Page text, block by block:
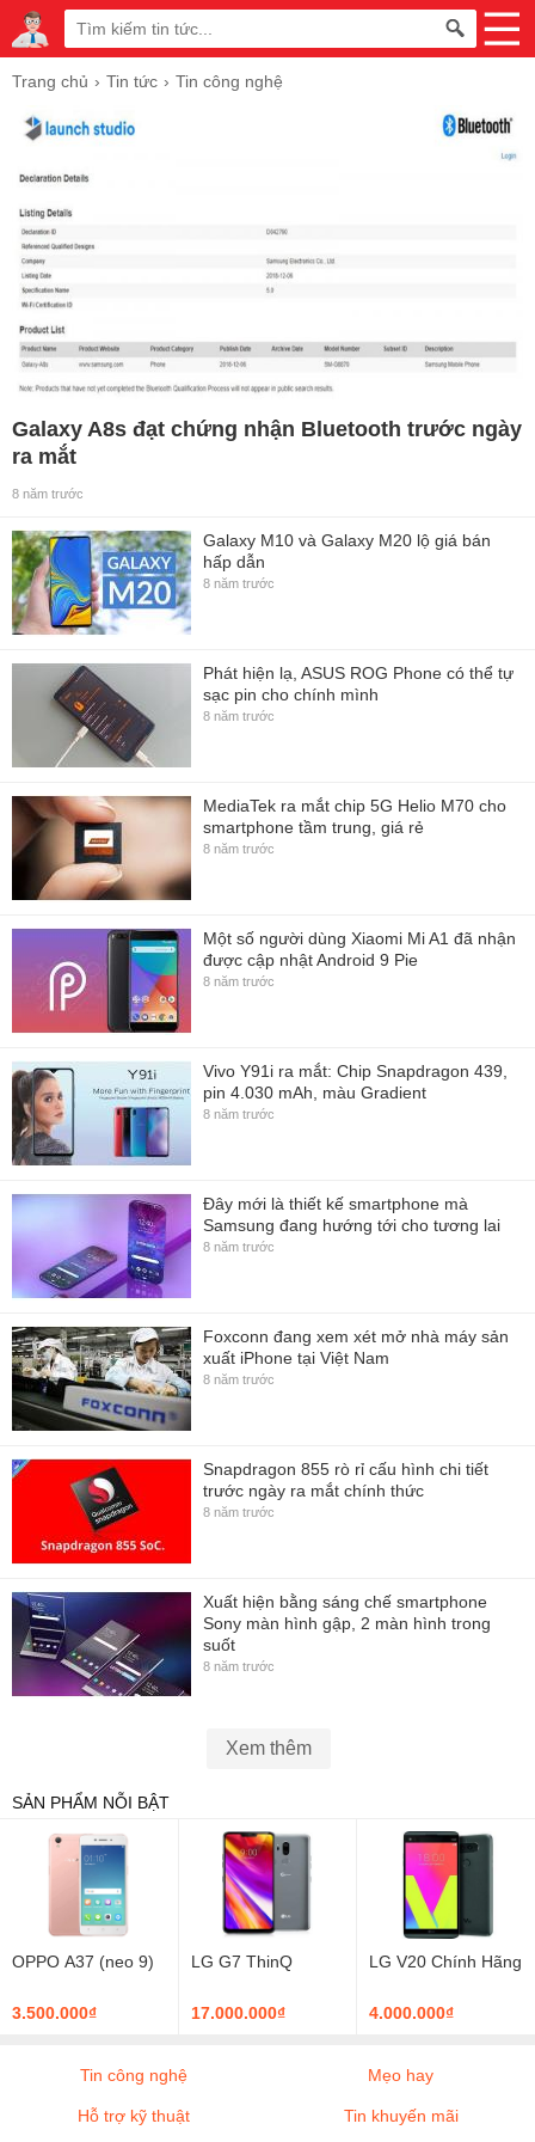
Trang chủ Tin tức Tin công nghệ
Galaxy A8s đạt chứng nhận Bluetooth trước ngày
ra mắt
8 năm trước
Galaxy M10 và Galaxy M20 lộ giá bán
hấp dẫn
8 năm trước
Phát hiện lạ, ASUS ROG Phone có thể tự
sạc pin cho chính mình
8 năm trước
MediaTek ra mắt chip 5G Helio M70 cho
smartphone tầm trung, giá rẻ
8 năm trước
Một số người dùng Xiaomi Mi A1 đã nhận
được cập nhật Android 9 Pie
8 năm trước
Vivo Y91i ra mắt: Chip Snapdragon 439,
pin 4.030 mAh, màu Gradient
8 năm trước
Đây mới là thiết kế smartphone mà
Samsung đang hướng tới cho tương lai
8 năm trước
Foxconn đang xem xét mở nhà máy sản
xuất iPhone tại Việt Nam
8 năm trước
Snapdragon 855 rò rỉ cấu hình chi tiết
trước ngày ra mắt chính thức
8 năm trước
Xuất hiện bằng sáng chế smartphone
Sony màn hình gập, 2 màn hình trong
suốt
8 năm trước
Xem thêm
SẢN PHẨM NỖI BẬT
OPPO A37 (neo 9)
3.500.000₫
LG G7 ThinQ
17.000.000₫
LG V20 Chính Hãng
4.000.000₫
Tin công nghệ Mẹo hay
Hỗ trợ kỹ thuật Tin khuyến mãi